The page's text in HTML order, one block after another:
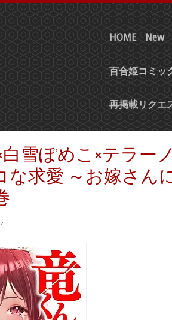
HOME New
百合姫コミッ
再掲載リクエ
雪ぽめこ×テラー
な求愛 ～お嫁さん